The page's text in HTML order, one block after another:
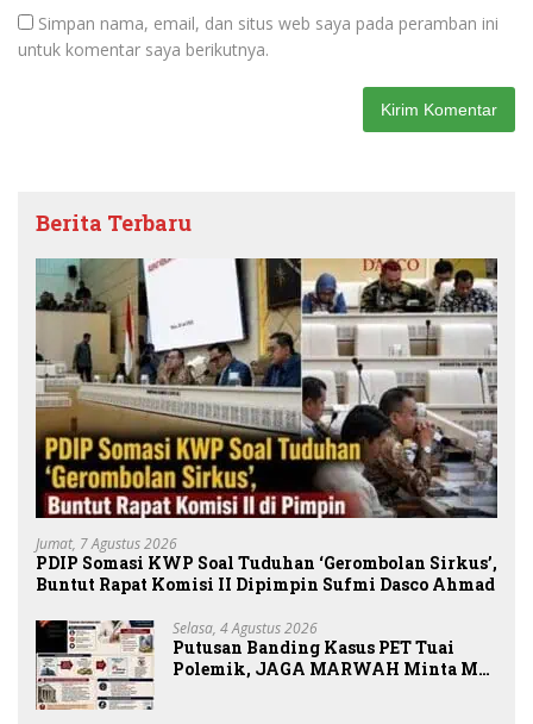
Simpan nama, email, dan situs web saya pada peramban ini
untuk komentar saya berikutnya.
Berita Terbaru
Jumat, 7 Agustus 2026
PDIP Somasi KWP Soal Tuduhan ‘Gerombolan Sirkus’,
Buntut Rapat Komisi II Dipimpin Sufmi Dasco Ahmad
Selasa, 4 Agustus 2026
Putusan Banding Kasus PET Tuai
Polemik, JAGA MARWAH Minta MA